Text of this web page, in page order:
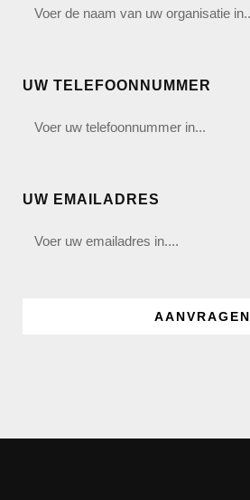
UW TELEFOONNUMMER
UW EMAILADRES
AANVRAGEN